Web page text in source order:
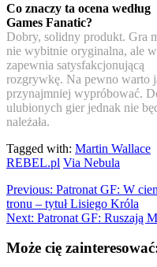
Co znaczy ta ocena według
Games Fanatic?
Dobry, solidny produkt. Gra
nie wybitnie oryginalna, ale
zapewnia satysfakcjonującą
rozgrywkę. Na pewno warto
przynajmniej wypróbować.
ulubionych gier jednak nie
należała.
Tagged with: Martin Wallace
REBEL.pl Via Nebula
Previous: Patronat GF: W
tronu – tytuł Lisiego Króla
Next: Patronat GF: Ruszają
Może cię